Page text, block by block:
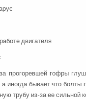
двигателя
прогоревшей гофры
иногда бывает что
трубу из-за ее сильной